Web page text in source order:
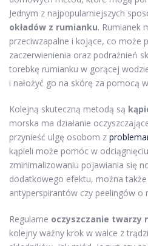
Jednym z najpopularniejszych
okładów z rumianku. Rumianek
przeciwzapalne i kojące, co może
zaczerwienienia oraz podrażnień
torebkę rumianku w gorącej
i nałożyć go na skórę za pomocą
Kolejną skuteczną metodą są
morska ma działanie
przynieść ulgę osobom z
kąpieli może pomóc w
zminimalizowaniu pojawiania się
dodatkowego efektu, można
antyperspirantów czy peelingów o
Regularne oczyszczanie twarzy
kolejny ważny krok w walce z